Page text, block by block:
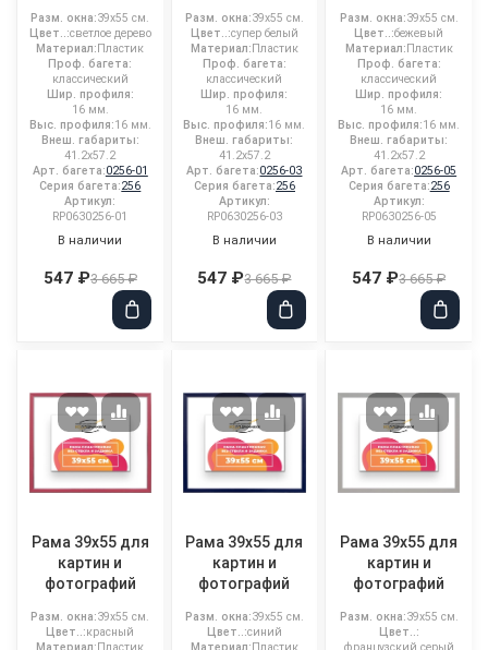
Разм. окна:39x55 см.
Цвет..:светлое дерево
Материал:Пластик
Проф. багета:
классический
Шир. профиля:
16 мм.
Выс. профиля:16 мм.
Внеш. габариты:
41.2x57.2
Арт. багета:0256-01
Серия багета:256
Артикул:
RP0630256-01
В наличии
547 ₽3 665 ₽
Разм. окна:39x55 см.
Цвет..:супер белый
Материал:Пластик
Проф. багета:
классический
Шир. профиля:
16 мм.
Выс. профиля:16 мм.
Внеш. габариты:
41.2x57.2
Арт. багета:0256-03
Серия багета:256
Артикул:
RP0630256-03
В наличии
547 ₽3 665 ₽
Разм. окна:39x55 см.
Цвет..:бежевый
Материал:Пластик
Проф. багета:
классический
Шир. профиля:
16 мм.
Выс. профиля:16 мм.
Внеш. габариты:
41.2x57.2
Арт. багета:0256-05
Серия багета:256
Артикул:
RP0630256-05
В наличии
547 ₽3 665 ₽
Рама 39x55 для
картин и
фотографий
Разм. окна:39x55 см.
Цвет..:красный
Рама 39x55 для
картин и
фотографий
Разм. окна:39x55 см.
Цвет..:синий
Рама 39x55 для
картин и
фотографий
Разм. окна:39x55 см.
Цвет..: